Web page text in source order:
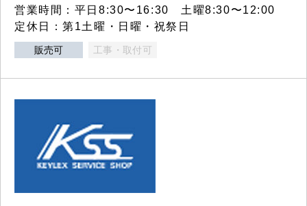
営業時間：平日8:30〜16:30 土曜8:30〜12:00
定休日：第1土曜・日曜・祝祭日
販売可 工事・取付可